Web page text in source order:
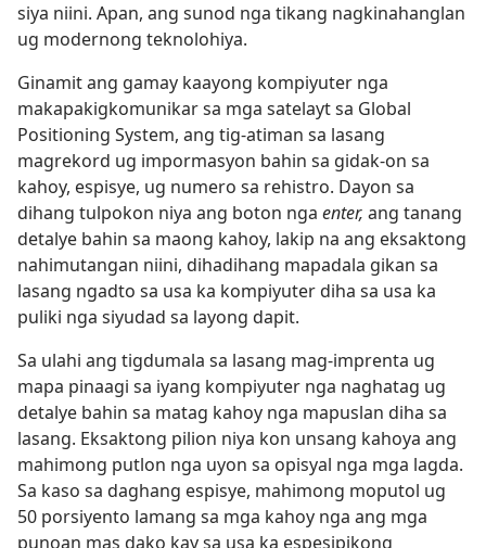
siya niini. Apan, ang sunod nga tikang nagkinahanglan
ug modernong teknolohiya.
Ginamit ang gamay kaayong kompiyuter nga
makapakigkomunikar sa mga satelayt sa Global
Positioning System, ang tig-atiman sa lasang
magrekord ug impormasyon bahin sa gidak-on sa
kahoy, espisye, ug numero sa rehistro. Dayon sa
dihang tulpokon niya ang boton nga enter, ang tanang
detalye bahin sa maong kahoy, lakip na ang eksaktong
nahimutangan niini, dihadihang mapadala gikan sa
lasang ngadto sa usa ka kompiyuter diha sa usa ka
puliki nga siyudad sa layong dapit.
Sa ulahi ang tigdumala sa lasang mag-imprenta ug
mapa pinaagi sa iyang kompiyuter nga naghatag ug
detalye bahin sa matag kahoy nga mapuslan diha sa
lasang. Eksaktong pilion niya kon unsang kahoya ang
mahimong putlon nga uyon sa opisyal nga mga lagda.
Sa kaso sa daghang espisye, mahimong moputol ug
50 porsiyento lamang sa mga kahoy nga ang mga
punoan mas dako kay sa usa ka espesipikong